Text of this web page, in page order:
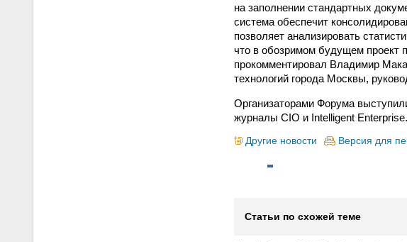
на заполнении стандартных
система обеспечит
позволяет анализировать
что в обозримом будущем проект
прокомментировал Владимир
технологий города Москвы,
Организаторами Форума
журналы CIO и Intelligent Enterprise.
Другие новости Версия для
Статьи по схожей теме